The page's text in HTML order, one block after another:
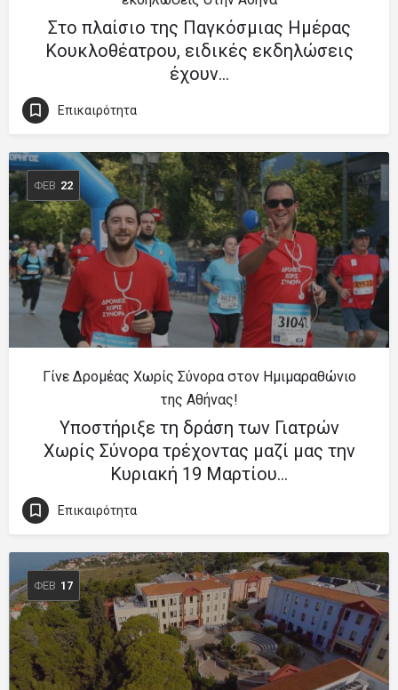
Στο πλαίσιο της Παγκόσμιας Ημέρας
Κουκλοθέατρου, ειδικές εκδηλώσεις
έχουν…
Επικαιρότητα
ΦΕΒ 22
Γίνε Δρομέας Χωρίς Σύνορα στον Ημιμαραθώνιο
της Αθήνας!
Υποστήριξε τη δράση των Γιατρών
Χωρίς Σύνορα τρέχοντας μαζί μας την
Κυριακή 19 Μαρτίου…
Επικαιρότητα
ΦΕΒ 17